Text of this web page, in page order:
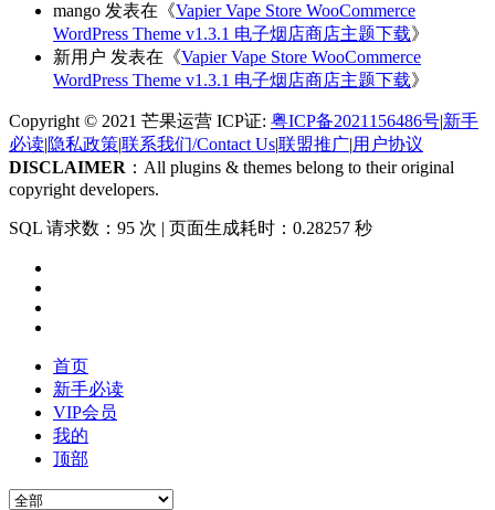
mango 发表在《Vapier Vape Store WooCommerce
WordPress Theme v1.3.1 电子烟店商店主题下载》
新用户 发表在《Vapier Vape Store WooCommerce
WordPress Theme v1.3.1 电子烟店商店主题下载》
Copyright © 2021 芒果运营 ICP证: 粤ICP备2021156486号|新手
必读|隐私政策|联系我们/Contact Us|联盟推广|用户协议
DISCLAIMER ：All plugins & themes belong to their original
copyright developers.
SQL 请求数：95 次 | 页面生成耗时：0.28257 秒
首页
新手必读
VIP会员
我的
顶部